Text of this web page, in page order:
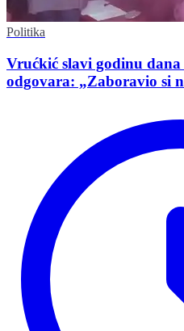
Politika
Vrućkić slavi godinu
odgovara: „Zaboravio si